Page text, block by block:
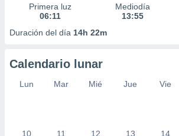
Primera luz
06:11
Mediodía
13:55
Duración del día 14h 22m
Calendario lunar
Lun Mar Mié Jue Vie
10 11 12 13 14